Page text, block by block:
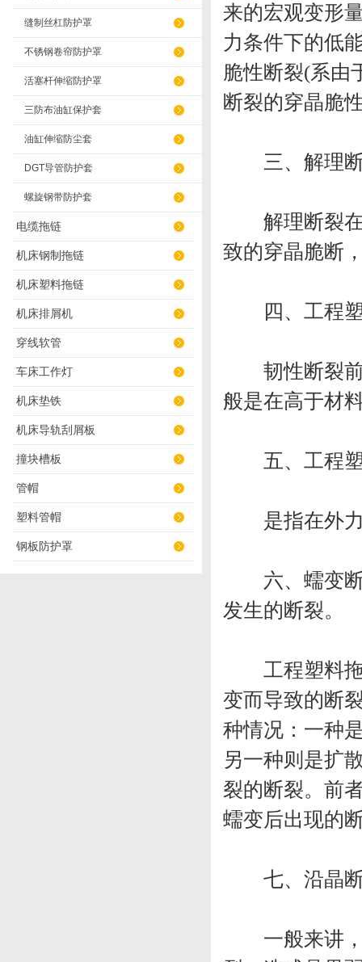
缝制丝杠防护罩
不锈钢卷帘防护罩
活塞杆伸缩防护罩
三防布油缸保护套
油缸伸缩防尘套
DGT导管防护套
螺旋钢带防护套
电缆拖链
机床钢制拖链
机床塑料拖链
机床排屑机
穿线软管
车床工作灯
机床垫铁
机床导轨刮屑板
撞块槽板
管帽
塑料管帽
钢板防护罩
来的宏观变形
力条件下的低
脆性断裂(系由
断裂的穿晶脆
三、解理断
解理断裂在
致的穿晶脆断
四、工程塑
韧性断裂前
般是在高于材
五、工程塑
是指在外力
六、蠕变断
发生的断裂。
工程塑料拖
变而导致的断
种情况：一种
另一种则是扩
裂的断裂。前
蠕变后出现的
七、沿晶断
一般来讲，